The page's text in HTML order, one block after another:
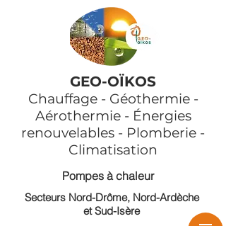
GEO-OÏKOS
Chauffage - Géothermie -
Aérothermie - Énergies
renouvelables - Plomberie -
Climatisation
Pompes à chaleur
Secteurs Nord-Drôme, Nord-Ardèche
et Sud-Isère